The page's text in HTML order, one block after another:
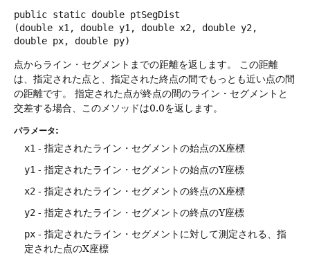
public static double ptSegDist
(double x1, double y1, double x2, double y2,
double px, double py)
点からライン・セグメントまでの距離を返します。
この距離
は、指定された点と、指定された終点の間でもっとも近い点の間
の距離です。
指定された点が終点の間のライン・セグメントと
交差する場合、このメソッドは0.0を返します。
パラメータ:
x1 - 指定されたライン・セグメントの始点のX座標
y1 - 指定されたライン・セグメントの始点のY座標
x2 - 指定されたライン・セグメントの終点のX座標
y2 - 指定されたライン・セグメントの終点のY座標
px - 指定されたライン・セグメントに対して測定される、指
定された点のX座標